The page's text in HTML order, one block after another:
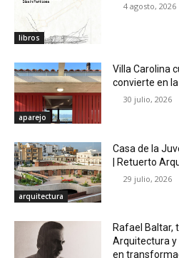
libros
4 agosto, 2026
aparejo
Villa Carolina
convierte en
30 julio, 2026
arquitectura
Casa de la
| Retuerto
29 julio, 2026
Rafael Baltar,
Arquitectura y
en